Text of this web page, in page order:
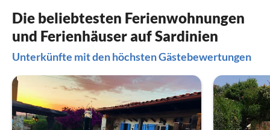
Die beliebtesten Ferienwohnungen
und Ferienhäuser auf Sardinien
Unterkünfte mit den höchsten Gästebewertungen